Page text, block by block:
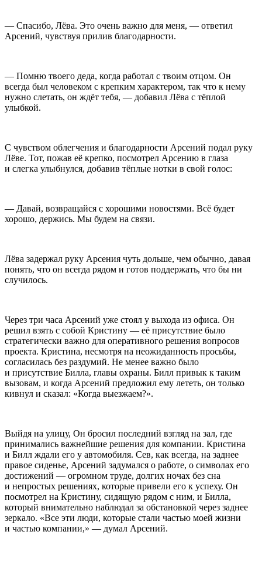
— Спасибо, Лёва. Это очень важно для меня, — ответил
Арсений, чувствуя прилив благодарности.
— Помню твоего деда, когда работал с твоим отцом. Он
всегда был человеком с крепким характером, так что к нему
нужно слетать, он ждёт тебя, — добавил Лёва с тёплой
улыбкой.
С чувством облегчения и благодарности Арсений подал руку
Лёве. Тот, пожав её крепко, посмотрел Арсению в глаза
и слегка улыбнулся, добавив тёплые нотки в свой голос:
— Давай, возвращайся с хорошими новостями. Всё будет
хорошо, держись. Мы будем на связи.
Лёва задержал руку Арсения чуть дольше, чем обычно, давая
понять, что он всегда рядом и готов поддержать, что бы ни
случилось.
Через три часа Арсений уже стоял у выхода из офиса. Он
решил взять с собой Кристину — её присутствие было
стратегически важно для оперативного решения вопросов
проекта. Кристина, несмотря на неожиданность просьбы,
согласилась без раздумий. Не менее важно было
и присутствие Билла, главы охраны. Билл привык к таким
вызовам, и когда Арсений предложил ему лететь, он только
кивнул и сказал: «Когда выезжаем?».
Выйдя на улицу, Он бросил последний взгляд на зал, где
принимались важнейшие решения для компании. Кристина
и Билл ждали его у автомобиля. Сев, как всегда, на заднее
правое сиденье, Арсений задумался о работе, о символах его
достижений — огромном труде, долгих ночах без сна
и непростых решениях, которые привели его к успеху. Он
посмотрел на Кристину, сидящую рядом с ним, и Билла,
который внимательно наблюдал за обстановкой через заднее
зеркало. «Все эти люди, которые стали частью моей жизни
и частью компании,» — думал Арсений.